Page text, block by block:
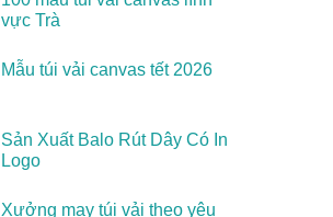
vực Trà
Mẫu túi vải canvas tết 2026
Sản Xuất Balo Rút Dây Có In
Logo
Xưởng may túi vải theo yêu